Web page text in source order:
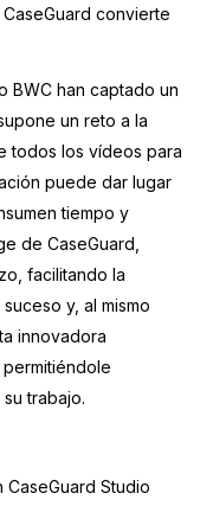
Directas
convierte
BWC han captado un
un reto a la
todos los vídeos para
puede dar lugar
tiempo y
de CaseGuard,
facilitando la
y, al mismo
innovadora
trabajo.
Studio